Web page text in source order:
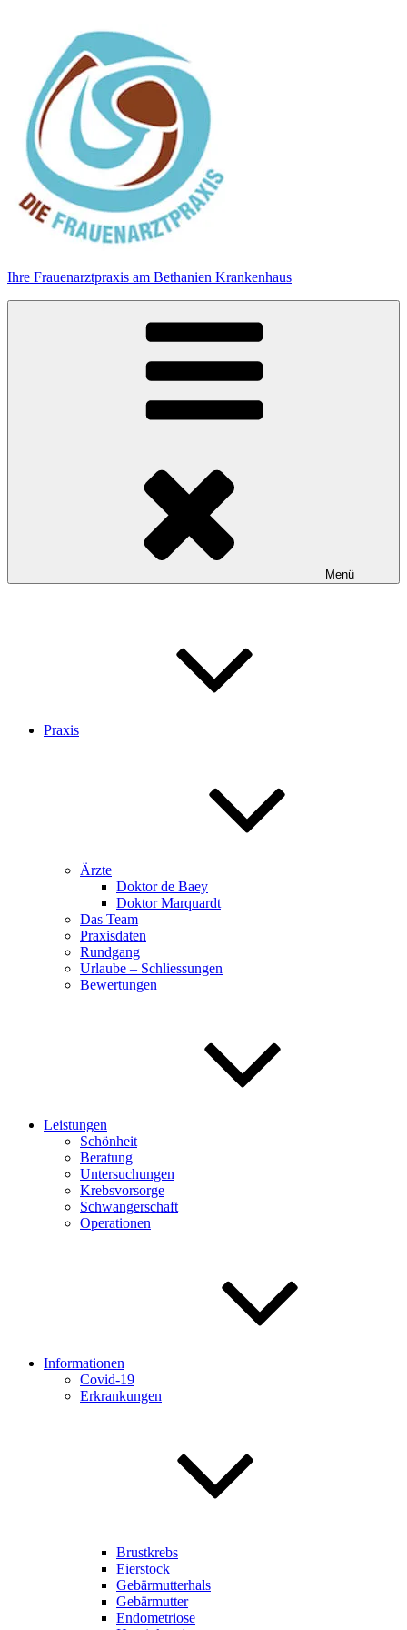
Ihre Frauenarztpraxis am Bethanien Krankenhaus
Menü
Praxis
Ärzte
Doktor de Baey
Doktor Marquardt
Das Team
Praxisdaten
Rundgang
Urlaube – Schliessungen
Bewertungen
Leistungen
Schönheit
Beratung
Untersuchungen
Krebsvorsorge
Schwangerschaft
Operationen
Informationen
Covid-19
Erkrankungen
Brustkrebs
Eierstock
Gebärmutterhals
Gebärmutter
Endometriose